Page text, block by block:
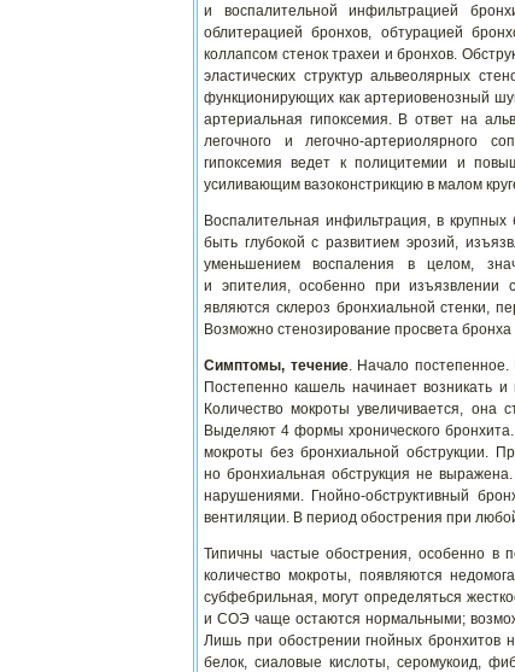
и воспалительной инфильтрацией
облитерацией бронхов, обтурацией
коллапсом стенок трахеи и бронхов.
эластических структур альвеолярных
функционирующих как артериовенозный
артериальная гипоксемия. В ответ на
легочного и легочно-артериолярного
гипоксемия ведет к полицитемии и
усиливающим вазоконстрикцию в малом
Воспалительная инфильтрация, в
быть глубокой с развитием эрозий,
уменьшением воспаления в целом,
и эпителия, особенно при изъязвлении
являются склероз бронхиальной стенки,
Возможно стенозирование просвета
Симптомы, течение. Начало
Постепенно кашель начинает возникать
Количество мокроты увеличивается, она
Выделяют 4 формы хронического
мокроты без бронхиальной обструкции.
но бронхиальная обструкция не
нарушениями. Гнойно-обструктивный
вентиляции. В период обострения при
Типичны частые обострения, особенно в
количество мокроты, появляются
субфебрильная, могут определяться
и СОЭ чаще остаются нормальными;
Лишь при обострении гнойных бронхитов
белок, сиаловые кислоты, серомукоид,